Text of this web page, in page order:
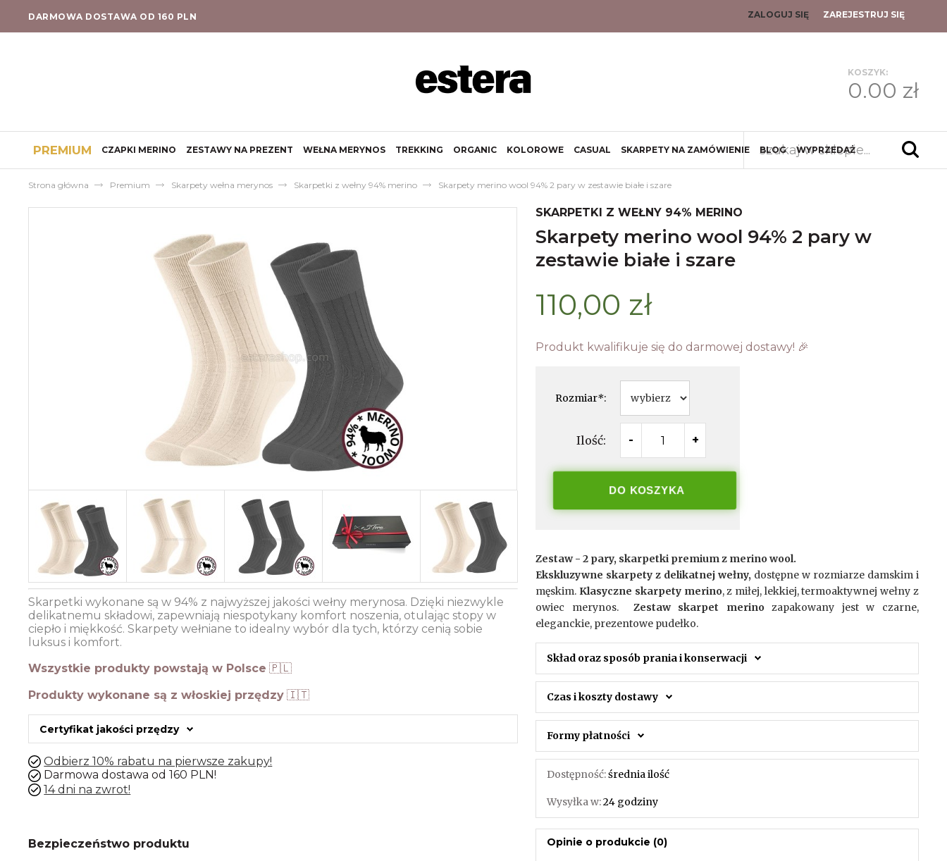
DARMOWA DOSTAWA OD 160 PLN ZALOGUJ SIĘ ZAREJESTRUJ SIĘ
KOSZYK:
0.00 zł
PREMIUM CZAPKI MERINO ZESTAWY NA PREZENT WEŁNA MERYNOS TREKKING ORGANIC KOLOROWE CASUAL SKARPETY NA ZAMÓWIENIE BLOG WYPRZEDAŻ
Strona główna Premium Skarpety wełna merynos Skarpetki z wełny 94% merino Skarpety merino wool 94% 2 pary w zestawie białe i szare
Skarpetki wykonane są w 94% z najwyższej jakości wełny merynosa. Dzięki niezwykle
delikatnemu składowi, zapewniają niespotykany komfort noszenia, otulając stopy w
ciepło i miękkość. Skarpety wełniane to idealny wybór dla tych, którzy cenią sobie
luksus i komfort.
Wszystkie produkty powstają w Polsce 🇵🇱
Produkty wykonane są z włoskiej przędzy 🇮🇹
Certyfikat jakości przędzy
Odbierz 10% rabatu na pierwsze zakupy!
Darmowa dostawa od 160 PLN!
14 dni na zwrot!
Bezpieczeństwo produktu
SKARPETKI Z WEŁNY 94% MERINO
skarpety merino wool 94% 2 pary w
zestawie białe i szare
110,00 zł
Produkt kwalifikuje się do darmowej dostawy! 🎉
Rozmiar*:
Ilość: - +
DO KOSZYKA
Zestaw - 2 pary, skarpetki premium z merino wool.
Ekskluzywne skarpety z delikatnej wełny, dostępne w rozmiarze damskim i
męskim. Klasyczne skarpety merino, z miłej, lekkiej, termoaktywnej wełny z
owiec merynos. Zestaw skarpet merinozapakowany jest w czarne,
eleganckie, prezentowe pudełko.
Skład oraz sposób prania i konserwacji
Czas i koszty dostawy
Formy płatności
Dostępność:średnia ilość
Wysyłka w:24 godziny
Opinie o produkcie (0)